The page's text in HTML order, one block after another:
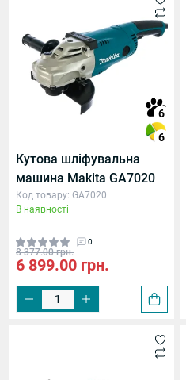
6
6
Кутова шліфувальна
машина Makita GA7020
Код товару: GA7020
В наявності
0
8 377.00 грн.
6 899.00 грн.